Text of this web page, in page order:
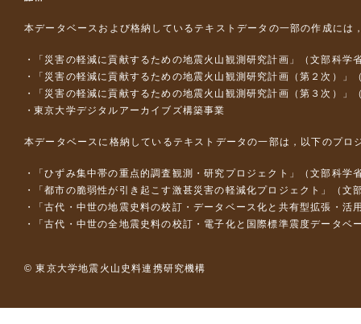
本データベースおよび格納しているテキストデータの一部の作成には
「災害の軽減に貢献するための地震火山観測研究計画」（文部科学
「災害の軽減に貢献するための地震火山観測研究計画（第２次）」
「災害の軽減に貢献するための地震火山観測研究計画（第３次）」
東京大学デジタルアーカイブズ構築事業
本データベースに格納しているテキストデータの一部は，以下のプロ
「ひずみ集中帯の重点的調査観測・研究プロジェクト」（文部科
「都市の脆弱性が引き起こす激甚災害の軽減化プロジェクト」（
「古代・中世の地震史料の校訂・データベース化と共有型拡張・
「古代・中世の全地震史料の校訂・電子化と国際標準震度データ
© 東京大学地震火山史料連携研究機構